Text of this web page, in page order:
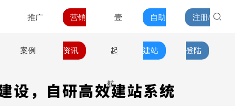
推广
案例
营销
资讯
壹
起
航
自助
建站
注册/
登陆